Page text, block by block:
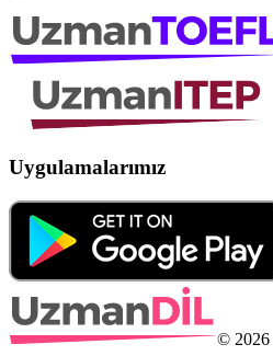
Uygulamalarımız
© 2026